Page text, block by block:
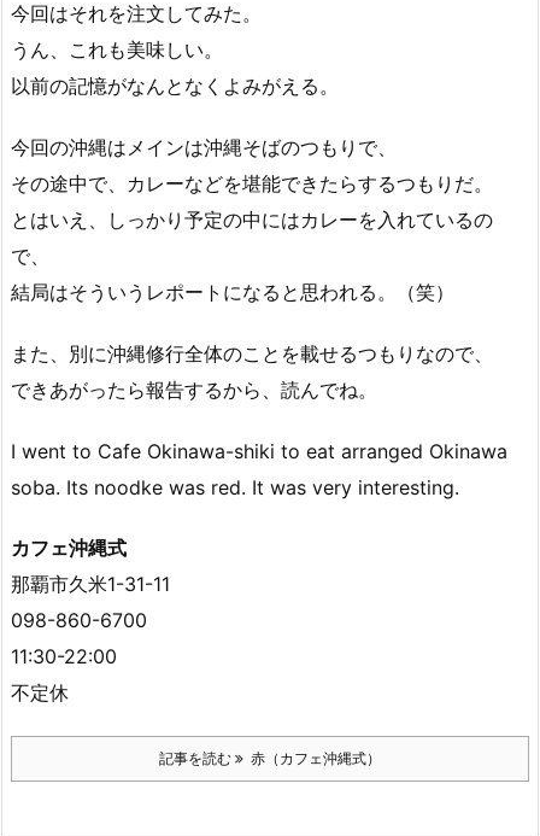
今回はそれを注文してみた。
うん、これも美味しい。
以前の記憶がなんとなくよみがえる。
今回の沖縄はメインは沖縄そばのつもりで、
その途中で、カレーなどを堪能できたらするつもりだ。
とはいえ、しっかり予定の中にはカレーを入れているの
で、
結局はそういうレポートになると思われる。（笑）
また、別に沖縄修行全体のことを載せるつもりなので、
できあがったら報告するから、読んでね。
I went to Cafe Okinawa-shiki to eat arranged Okinawa
soba. Its noodke was red. It was very interesting.
カフェ沖縄式
那覇市久米1-31-11
098-860-6700
11:30-22:00
不定休
記事を読む 赤（カフェ沖縄式）